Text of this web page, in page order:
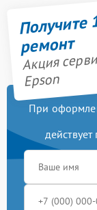
ремонт
Акция
Epson
При